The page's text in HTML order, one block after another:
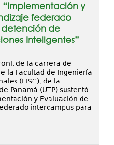
“Implementación y
federado
detención de
Inteligentes”
de la carrera de
la Facultad de Ingeniería
(FISC), de la
Panamá (UTP) sustentó
y Evaluación de
intercampus para